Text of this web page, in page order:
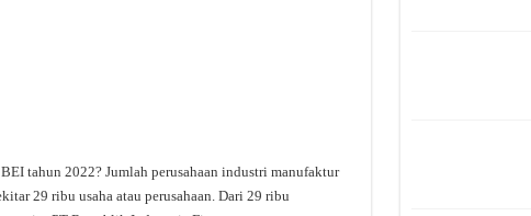
tahun 2022? Jumlah perusahaan industri manufaktur
29 ribu usaha atau perusahaan. Dari 29 ribu